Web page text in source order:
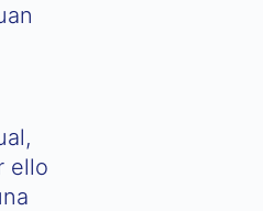
ello